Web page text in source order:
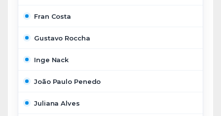
Fran Costa
Gustavo Roccha
Inge Nack
João Paulo Penedo
Juliana Alves